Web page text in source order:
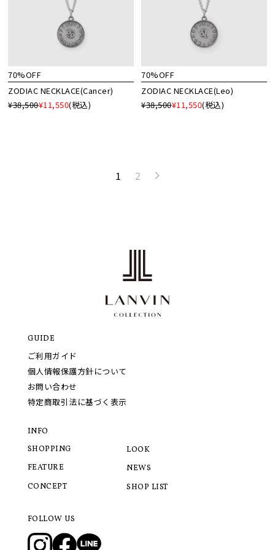
70%OFF
ZODIAC NECKLACE(Cancer)
¥38,500¥11,550(税込)
70%OFF
ZODIAC NECKLACE(Leo)
¥38,500¥11,550(税込)
1 2
GUIDE
ご利用ガイド
個人情報保護方針について
お問い合わせ
特定商取引法に基づく表示
INFO
SHOPPING
FEATURE
CONCEPT
LOOK
NEWS
SHOP LIST
FOLLOW US